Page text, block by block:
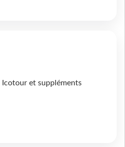
Icotour et suppléments